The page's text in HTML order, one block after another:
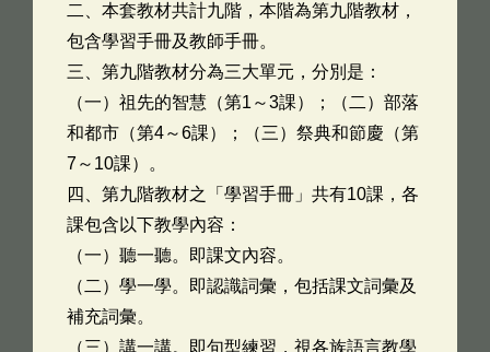
二、本套教材共計九階，本階為第九階教材，
包含學習手冊及教師手冊。
三、第九階教材分為三大單元，分別是：
（一）祖先的智慧（第1～3課）；（二）部落
和都市（第4～6課）；（三）祭典和節慶（第
7～10課）。
四、第九階教材之「學習手冊」共有10課，各
課包含以下教學內容：
（一）聽一聽。即課文內容。
（二）學一學。即認識詞彙，包括課文詞彙及
補充詞彙。
（三）講一講。即句型練習，視各族語言教學